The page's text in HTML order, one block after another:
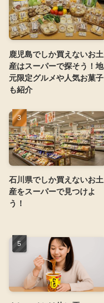
鹿児島でしか買えないお土
産はスーパーで探そう！地
元限定グルメや人気お菓子
も紹介
石川県でしか買えないお土
産をスーパーで見つけよ
う！